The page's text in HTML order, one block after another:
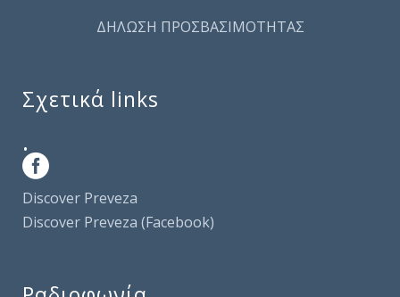
ΔΗΛΩΣΗ ΠΡΟΣΒΑΣΙΜΟΤΗΤΑΣ
Σχετικά links
.
Discover Preveza
Discover Preveza (Facebook)